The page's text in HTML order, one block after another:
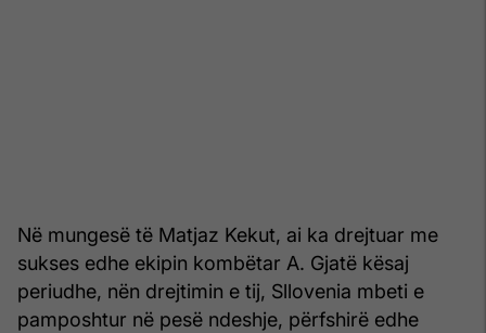
Në mungesë të Matjaz Kekut, ai ka drejtuar me
sukses edhe ekipin kombëtar A. Gjatë kësaj
periudhe, nën drejtimin e tij, Sllovenia mbeti e
pamposhtur në pesë ndeshje, përfshirë edhe